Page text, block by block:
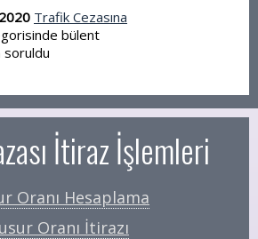
Trafik Cezasına
bülent
soruldu
İtiraz İşlemleri
Oranı Hesaplama
Oranı İtirazı